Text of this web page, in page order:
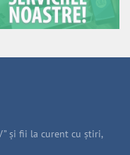
și fii la curent cu știri,